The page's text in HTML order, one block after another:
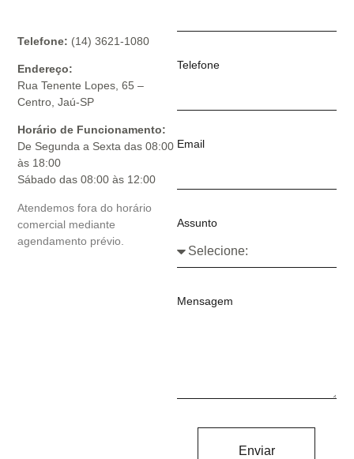
Telefone: (14) 3621-1080
Endereço:
Rua Tenente Lopes, 65 –
Centro, Jaú-SP
Horário de Funcionamento:
De Segunda a Sexta das 08:00
às 18:00
Sábado das 08:00 às 12:00
Atendemos fora do horário
comercial mediante
agendamento prévio.
Telefone
Email
Assunto
Mensagem
Enviar